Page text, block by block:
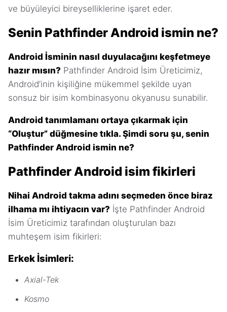
ve büyüleyici bireyselliklerine işaret eder.
Senin Pathfinder Android ismin ne?
Android İsminin nasıl duyulacağını keşfetmeye
hazır mısın? Pathfinder Android İsim Üreticimiz,
Android’inin kişiliğine mükemmel şekilde uyan
sonsuz bir isim kombinasyonu okyanusu sunabilir.
Android tanımlamanı ortaya çıkarmak için
“Oluştur” düğmesine tıkla. Şimdi soru şu, senin
Pathfinder Android ismin ne?
Pathfinder Android isim fikirleri
Nihai Android takma adını seçmeden önce biraz
ilhama mı ihtiyacın var? İşte Pathfinder Android
İsim Üreticimiz tarafından oluşturulan bazı
muhteşem isim fikirleri:
Erkek İsimleri:
Axial-Tek
Kosmo